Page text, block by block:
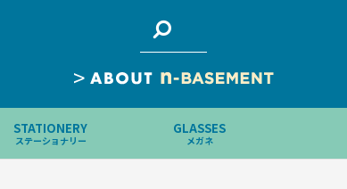
>
STATIONERY
ステーショナリー
GLASSES
メガネ